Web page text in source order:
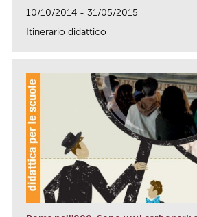
10/10/2014 - 31/05/2015
Itinerario didattico